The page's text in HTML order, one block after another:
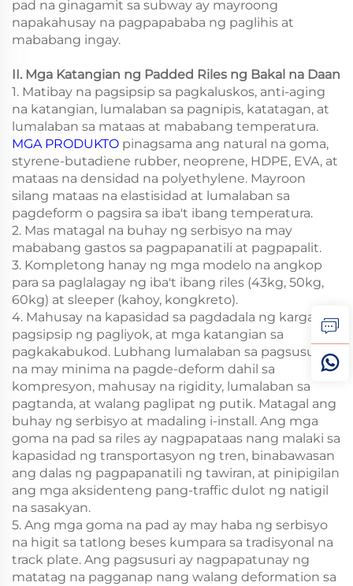
pad na ginagamit sa subway ay mayroong
napakahusay na pagpapababa ng paglihis at
mababang ingay.
II. Mga Katangian ng Padded Riles ng Bakal na Daan
1. Matibay na pagsipsip sa pagkaluskos, anti-aging
na katangian, lumalaban sa pagnipis, katatagan, at
lumalaban sa mataas at mababang temperatura.
MGA PRODUKTO pinagsama ang natural na goma,
styrene-butadiene rubber, neoprene, HDPE, EVA, at
mataas na densidad na polyethylene. Mayroon
silang mataas na elastisidad at lumalaban sa
pagdeform o pagsira sa iba't ibang temperatura.
2. Mas matagal na buhay ng serbisyo na may
mababang gastos sa pagpapanatili at pagpapalit.
3. Kompletong hanay ng mga modelo na angkop
para sa paglalagay ng iba't ibang riles (43kg, 50kg,
60kg) at sleeper (kahoy, kongkreto).
4. Mahusay na kapasidad sa pagdadala ng karga,
pagsipsip ng pagliyok, at mga katangian sa
pagkakabukod. Lubhang lumalaban sa pagsusuot
na may minima na pagde-deform dahil sa
kompresyon, mahusay na rigidity, lumalaban sa
pagtanda, at walang paglipat ng putik. Matagal ang
buhay ng serbisyo at madaling i-install. Ang mga
goma na pad sa riles ay nagpapataas nang malaki sa
kapasidad ng transportasyon ng tren, binabawasan
ang dalas ng pagpapanatili ng tawiran, at pinipigilan
ang mga aksidenteng pang-traffic dulot ng natigil
na sasakyan.
5. Ang mga goma na pad ay may haba ng serbisyo
na higit sa tatlong beses kumpara sa tradisyonal na
track plate. Ang pagsusuri ay nagpapatunay ng
matatag na pagganap nang walang deformation sa